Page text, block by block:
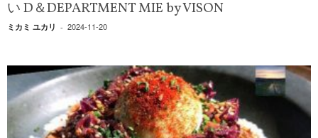
い D＆DEPARTMENT MIE by VISON
ミカミ ユカリ - 2024-11-20